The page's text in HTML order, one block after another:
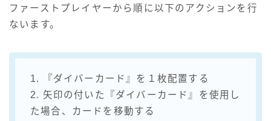
ファーストプレイヤーから順に以下のアクションを行
ないます。
1. 『ダイバーカード』を１枚配置する
2. 矢印の付いた『ダイバーカード』を使用し
た場合、カードを移動する